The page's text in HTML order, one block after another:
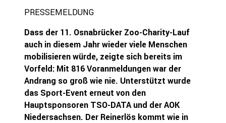
PRESSEMELDUNG
Dass der 11. Osnabrücker Zoo-Charity-Lauf
auch in diesem Jahr wieder viele Menschen
mobilisieren würde, zeigte sich bereits im
Vorfeld: Mit 816 Voranmeldungen war der
Andrang so groß wie nie. Unterstützt wurde
das Sport-Event erneut von den
Hauptsponsoren TSO-DATA und der AOK
Niedersachsen. Der Reinerlös kommt wie in